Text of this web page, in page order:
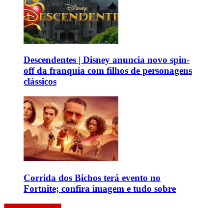
Descendentes | Disney anuncia novo spin-
off da franquia com filhos de personagens
clássicos
Corrida dos Bichos terá evento no
Fortnite; confira imagem e tudo sobre